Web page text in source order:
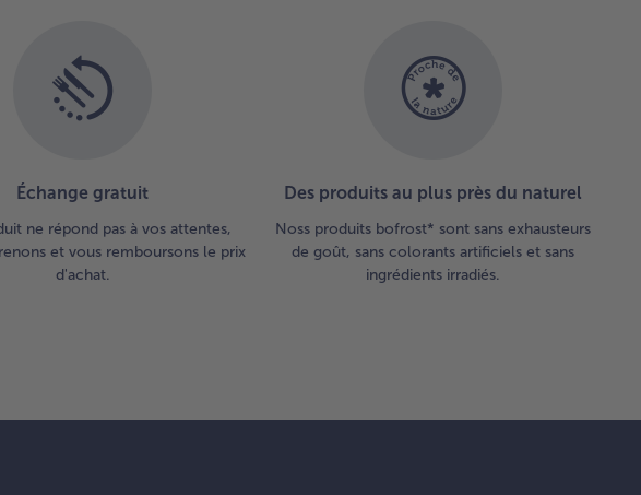
Échange gratuit
ne répond pas à vos attentes,
et vous remboursons le prix
d'achat.
Des produits au plus près du naturel
Noss produits bofrost* sont sans exhausteurs
de goût, sans colorants artificiels et sans
ingrédients irradiés.